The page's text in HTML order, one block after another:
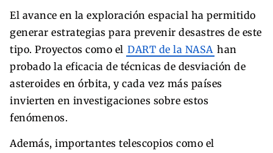
El avance en la exploración espacial ha permitido
generar estrategias para prevenir desastres de este
tipo. Proyectos como el DART de la NASA han
probado la eficacia de técnicas de desviación de
asteroides en órbita, y cada vez más países
invierten en investigaciones sobre estos
fenómenos.
Además, importantes telescopios como el